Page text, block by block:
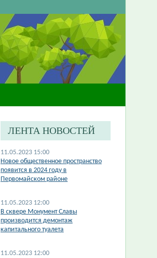
ЛЕНТА НОВОСТЕЙ
11.05.2023 15:00
Новое общественное пространство
появится в 2024 году в
Первомайском районе
11.05.2023 12:00
В сквере Монумент Славы
производится демонтаж
капитального туалета
11.05.2023 12:00